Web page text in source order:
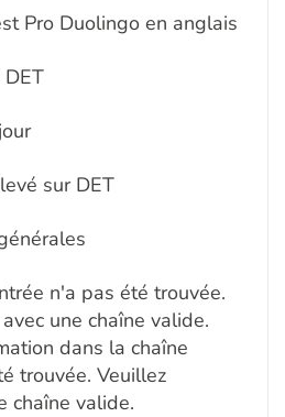
Pro Duolingo en anglais
sur DET
n'a pas été trouvée.
une chaîne valide.
dans la chaîne
trouvée. Veuillez
chaîne valide.